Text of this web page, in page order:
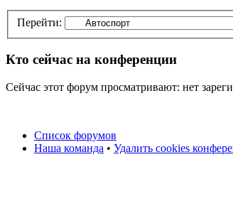
Перейти:
Кто сейчас на конференции
Сейчас этот форум просматривают: нет
Список форумов
Наша команда • Удалить cookies